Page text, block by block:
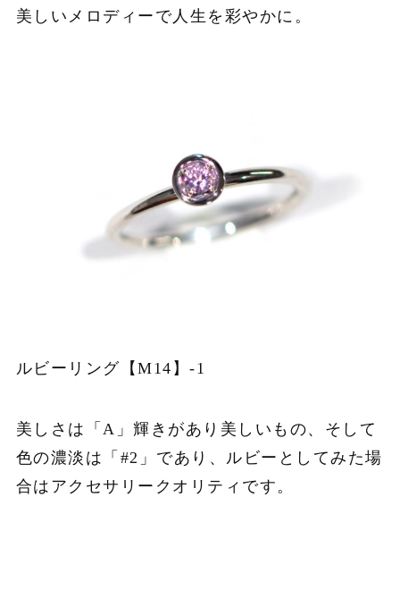
美しいメロディーで人生を彩やかに。
ルビーリング【M14】-1
美しさは「A」輝きがあり美しいもの、そして
色の濃淡は「#2」であり、ルビーとしてみた場
合はアクセサリークオリティです。